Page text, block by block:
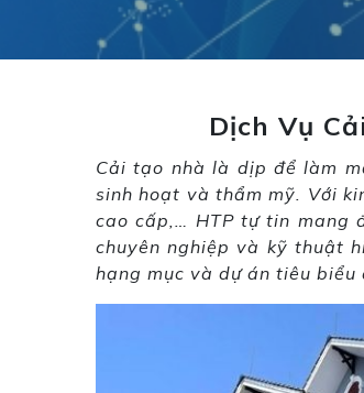
Dịch Vụ
Cải tạo nhà là dịp để làm
sinh hoạt và thẩm mỹ. Với
cao cấp,… HTP tự tin mang
chuyên nghiệp và kỹ thuật
hạng mục và dự án tiêu biểu